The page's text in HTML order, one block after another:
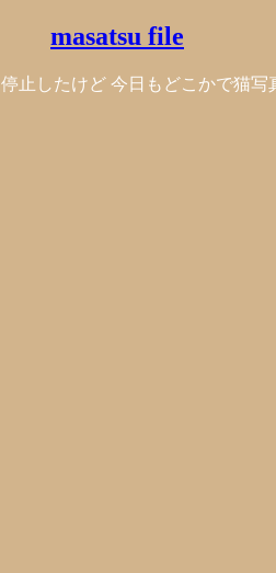
masatsu file
止したけど 今日もどこかで猫写